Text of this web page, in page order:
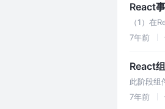
React
（1）在
处理事件
7年前
React
此阶段组
造方法。
7年前